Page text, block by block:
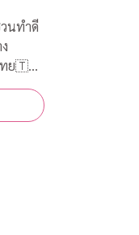
นทำดี
ทย🇹🇭
จาค
าหาร
รเรียน